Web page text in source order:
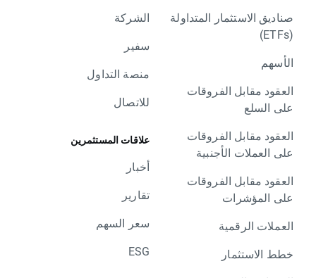
صناديق الاستثمار المتداولة
(ETFs)
الأسهم
العقود مقابل الفروقات
على السلع
العقود مقابل الفروقات
على العملات الأجنبية
العقود مقابل الفروقات
على المؤشرات
العملات الرقمية
خطط الاستثمار
الشركة
سفير
منصة التداول
للاتصال
علاقات المستثمرين
أخبار
تقارير
سعر السهم
ESG